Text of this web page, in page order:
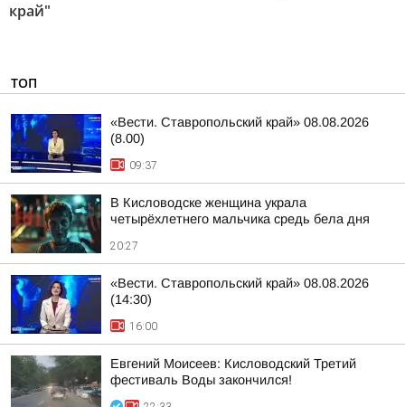
край"
ТОП
«Вести. Ставропольский край» 08.08.2026
(8.00)
09:37
В Кисловодске женщина украла
четырёхлетнего мальчика средь бела дня
20:27
«Вести. Ставропольский край» 08.08.2026
(14:30)
16:00
Евгений Моисеев: Кисловодский Третий
фестиваль Воды закончился!